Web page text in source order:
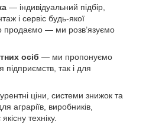
— індивідуальний підбір,
і сервіс будь-якої
продаємо — ми розв’язуємо
осіб — ми пропонуємо
підприємств, так і для
ціни, системи знижок та
аграріїв, виробників,
техніку.